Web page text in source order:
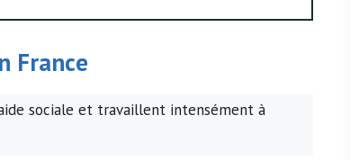
France
sociale et travaillent intensément à